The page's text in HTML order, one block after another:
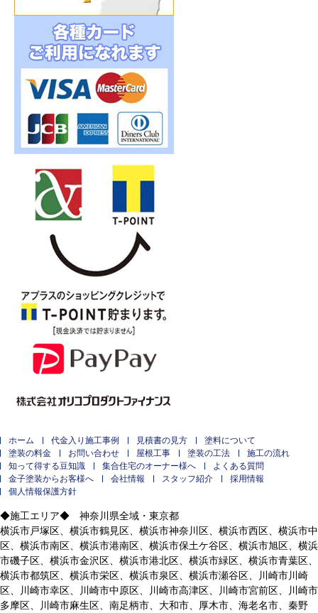
ホーム 代金入り施工事例 見積書の見方
塗料について
塗装の料金
お問い合わせ 屋根工事 塗装の工法
施工の流れ
知って得する豆知識
集合住宅のオーナー様へ
よくある質問
金子塗装からお客様へ
会社情報 スタッフ紹介
採用情報
個人情報保護方針
◆施工エリア◆ 神奈川県全域・東京都
横浜市戸塚区、横浜市鶴見区、横浜市神奈川区、横浜市西区、横浜市中
区、横浜市南区、横浜市港南区、横浜市保土ケ谷区、横浜市旭区、横浜
市磯子区、横浜市金沢区、横浜市港北区、横浜市緑区、横浜市青葉区、
横浜市都筑区、横浜市栄区、横浜市泉区、横浜市瀬谷区、川崎市川崎
区、川崎市幸区、川崎市中原区、川崎市高津区、川崎市宮前区、川崎市
多摩区、川崎市麻生区、南足柄市、大和市、厚木市、海老名市、秦野